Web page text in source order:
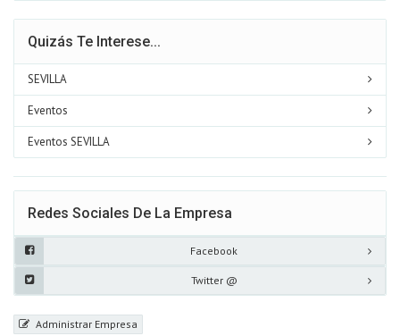
Quizás Te Interese...
SEVILLA
Eventos
Eventos SEVILLA
Redes Sociales De La Empresa
Facebook
Twitter @
Administrar Empresa